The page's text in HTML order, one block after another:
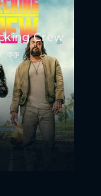
Crew
ক্রু